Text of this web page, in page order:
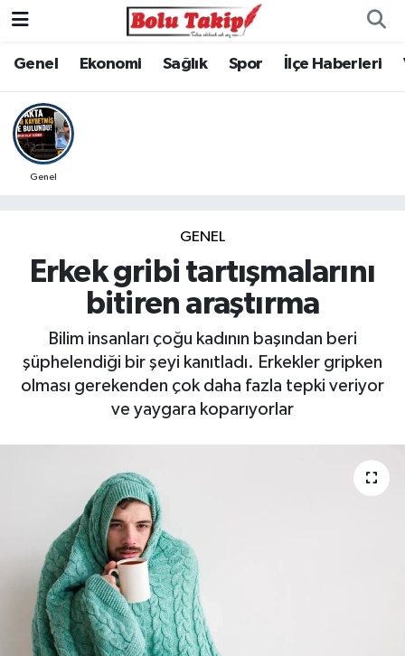
Genel Ekonomi Sağlık Spor İlçe Haberleri
Genel
GENEL
Erkek gribi tartışmalarını
bitiren araştırma
Bilim insanları çoğu kadının başından beri
şüphelendiği bir şeyi kanıtladı. Erkekler gripken
olması gerekenden çok daha fazla tepki veriyor
ve yaygara koparıyorlar